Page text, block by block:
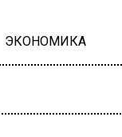
ЭКОНОМИКА